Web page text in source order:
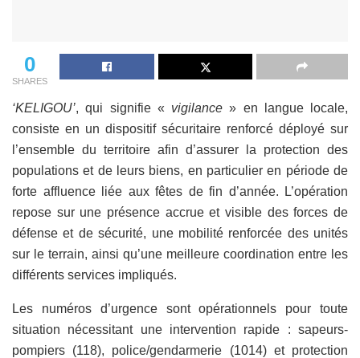
0
SHARES
‘KELIGOU’, qui signifie « vigilance » en langue locale,
consiste en un dispositif sécuritaire renforcé déployé sur
l’ensemble du territoire afin d’assurer la protection des
populations et de leurs biens, en particulier en période de
forte affluence liée aux fêtes de fin d’année. L’opération
repose sur une présence accrue et visible des forces de
défense et de sécurité, une mobilité renforcée des unités
sur le terrain, ainsi qu’une meilleure coordination entre les
différents services impliqués.
Les numéros d’urgence sont opérationnels pour toute
situation nécessitant une intervention rapide : sapeurs-
pompiers (118), police/gendarmerie (1014) et protection